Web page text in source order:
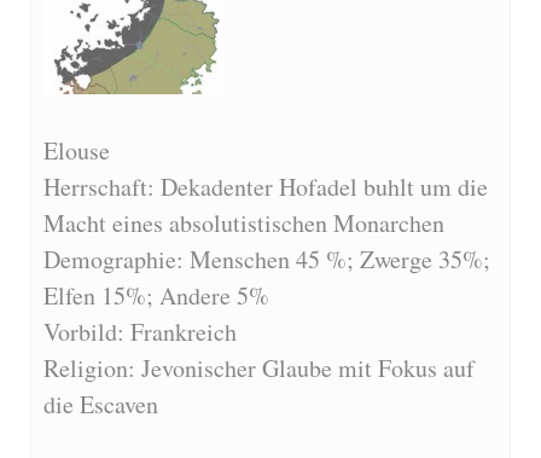
Elouse
Herrschaft: Dekadenter Hofadel buhlt um die
Macht eines absolutistischen Monarchen
Demographie: Menschen 45 %; Zwerge 35%;
Elfen 15%; Andere 5%
Vorbild: Frankreich
Religion: Jevonischer Glaube mit Fokus auf
die Escaven